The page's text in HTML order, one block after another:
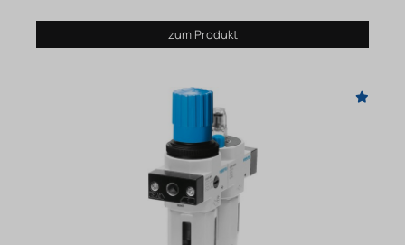
zum Produkt